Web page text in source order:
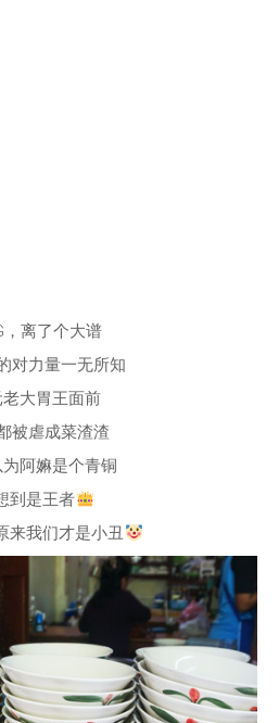
，离了个大谱
对力量一无所知
大胃王面前
被虐成菜渣渣
阿嫲是个青铜
到是王者
来我们才是小丑